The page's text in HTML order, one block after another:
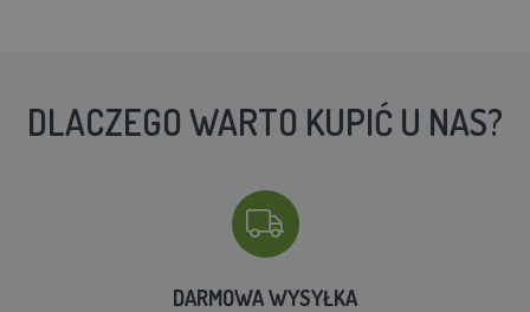
DLACZEGO WARTO KUPIĆ U NAS?
DARMOWA WYSYŁKA